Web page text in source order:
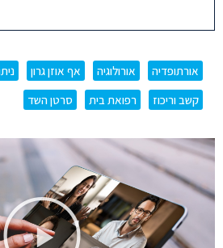
אורתופדיה אורולוגיה אף אוזן גרון
קשב וריכוז
רפואת בית סרטן השד